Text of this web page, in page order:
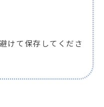
けて保存してくださ